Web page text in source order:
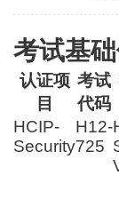
考试基
认证项
目
考试
代码
HCIP-
Security
H12-
725